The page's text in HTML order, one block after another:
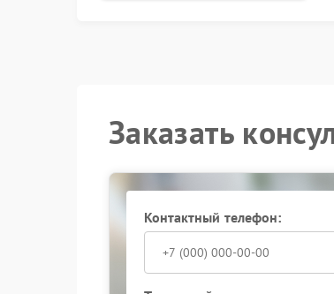
Заказать
Контактный телефон: